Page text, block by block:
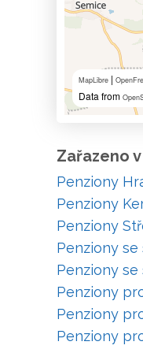
MapLibre |
Data from
Zařazeno
Penziony
Penziony
Penziony
Penziony se
Penziony se
Penziony
Penziony
Penziony